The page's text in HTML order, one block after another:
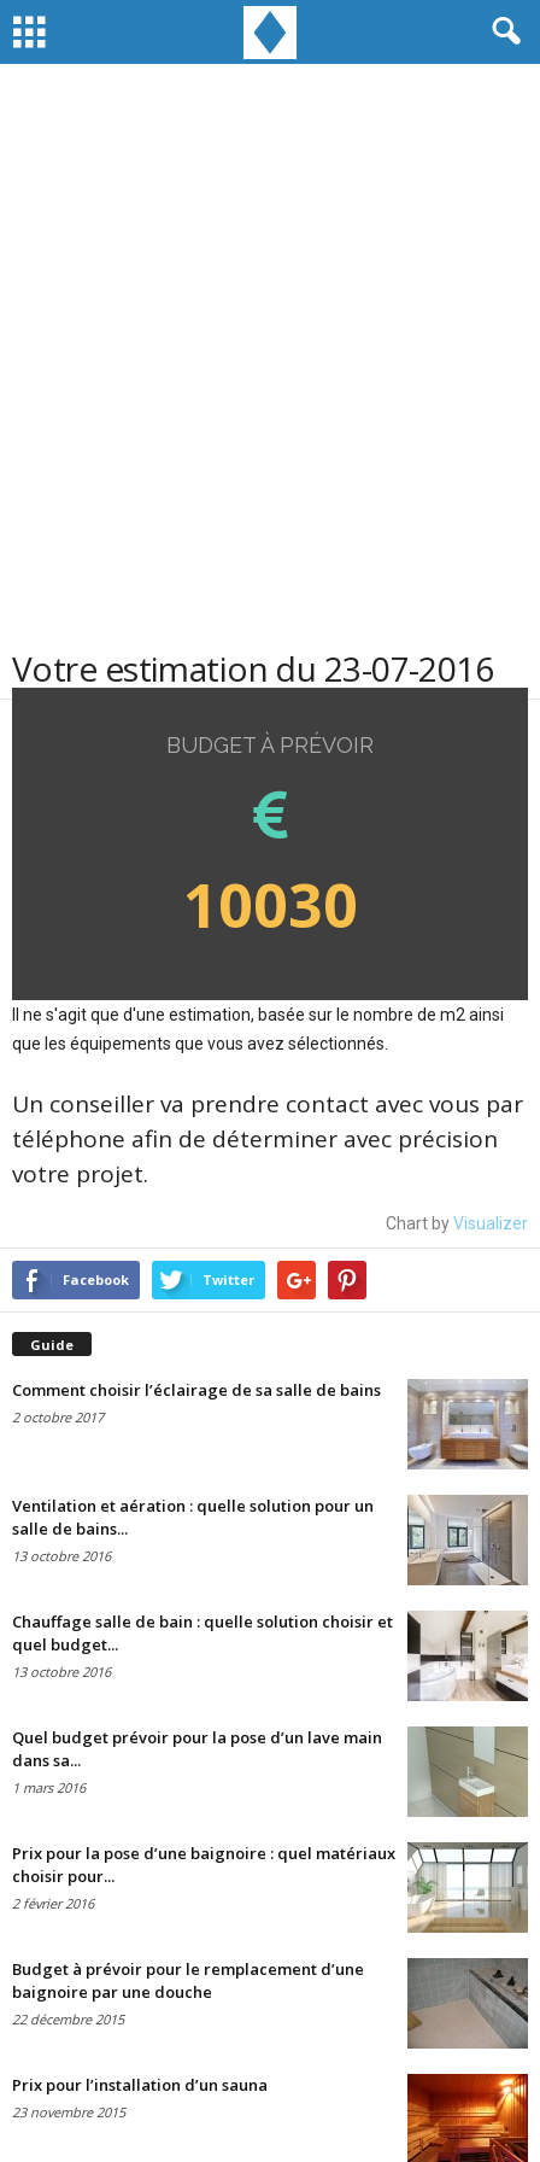
Votre estimation du 23-07-2016
BUDGET À PRÉVOIR
10030
Il ne s'agit que d'une estimation, basée sur le nombre de m2 ainsi
que les équipements que vous avez sélectionnés.
Un conseiller va prendre contact avec vous par
téléphone afin de déterminer avec précision
votre projet.
Chart byVisualizer
Facebook Twitter
Guide
Comment choisir l’éclairage de sa salle de bains
2 octobre 2017
Ventilation et aération : quelle solution pour un
salle de bains...
13 octobre 2016
Chauffage salle de bain : quelle solution choisir et
quel budget...
13 octobre 2016
Quel budget prévoir pour la pose d’un lave main
dans sa...
1 mars 2016
Prix pour la pose d’une baignoire : quel matériaux
choisir pour...
2 février 2016
Budget à prévoir pour le remplacement d’une
baignoire par une douche
22 décembre 2015
Prix pour l’installation d’un sauna
23 novembre 2015